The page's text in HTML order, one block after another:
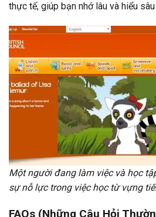
thực tế, giúp bạn nhớ lâu và hiểu sâu
Một người đang làm việc và học
sự nỗ lực trong việc học từ vựng
FAQs (Những Câu Hỏi